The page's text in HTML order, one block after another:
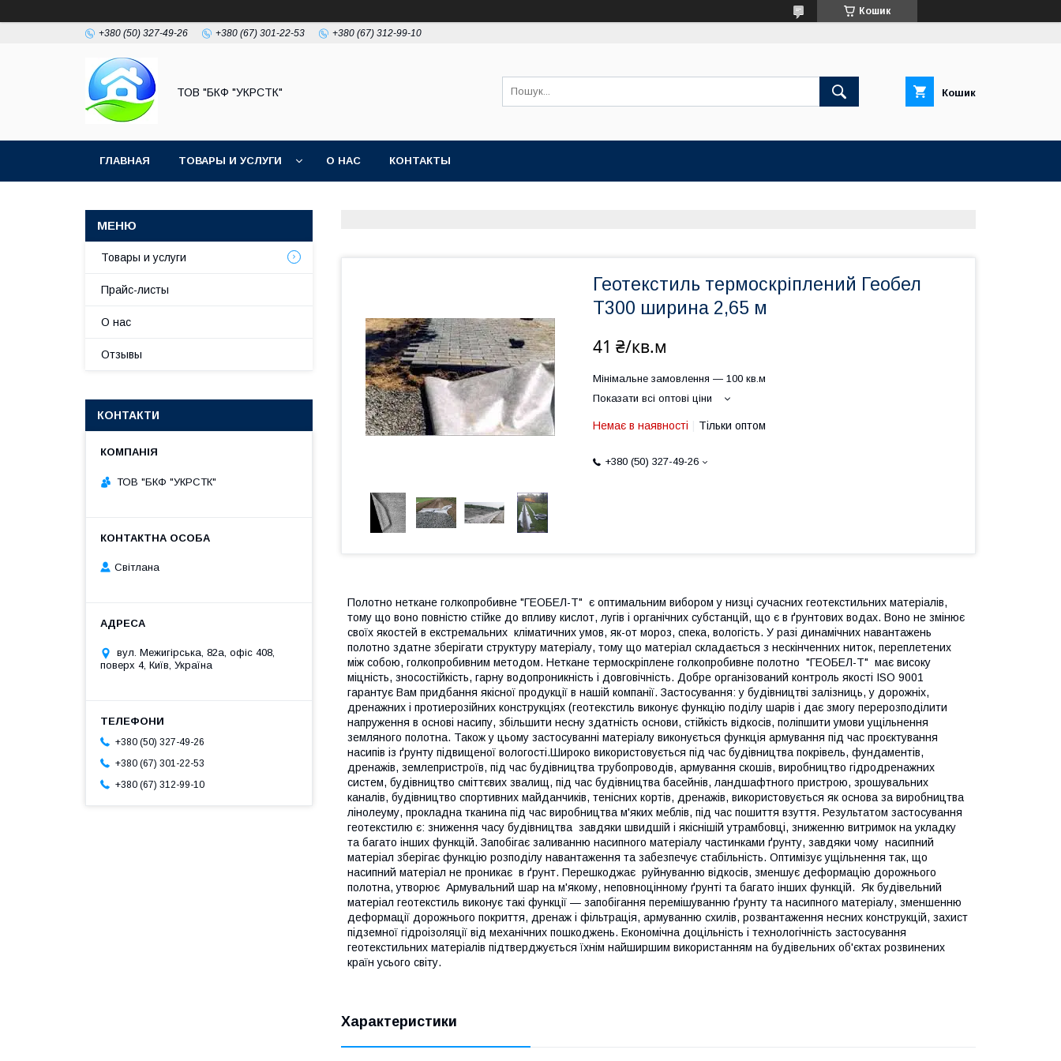
Кошик
+380 (50) 327-49-26 +380 (67) 301-22-53 +380 (67) 312-99-10
ТОВ "БКФ "УКРСТК" Кошик
ГЛАВНАЯ ТОВАРЫ И УСЛУГИ О НАС КОНТАКТЫ
Геотекстиль термоскріплений Геобел
Т300 ширина 2,65 м
41 ₴/кв.м
Мінімальне замовлення — 100 кв.м
Показати всі оптові ціни
Немає в наявності Тільки оптом
+380 (50) 327-49-26
Полотно неткане голкопробивне "ГЕОБЕЛ-Т" є оптимальним вибором у низці сучасних геотекстильних матеріалів,
тому що воно повністю стійке до впливу кислот, лугів і органічних субстанцій, що є в ґрунтових водах. Воно не змінює
своїх якостей в екстремальних кліматичних умов, як-от мороз, спека, вологість. У разі динамічних навантажень
полотно здатне зберігати структуру матеріалу, тому що матеріал складається з нескінченних ниток, переплетених
між собою, голкопробивним методом. Неткане термоскріплене голкопробивне полотно "ГЕОБЕЛ-Т" має високу
міцність, зносостійкість, гарну водопроникність і довговічність. Добре організований контроль якості ISO 9001
гарантує Вам придбання якісної продукції в нашій компанії. Застосування: у будівництві залізниць, у дорожніх,
дренажних і протиерозійних конструкціях (геотекстиль виконує функцію поділу шарів і дає змогу перерозподілити
напруження в основі насипу, збільшити несну здатність основи, стійкість відкосів, поліпшити умови ущільнення
земляного полотна. Також у цьому застосуванні матеріалу виконується функція армування під час проєктування
насипів із ґрунту підвищеної вологості.Широко використовується під час будівництва покрівель, фундаментів,
дренажів, землепристроїв, під час будівництва трубопроводів, армування скошів, виробництво гідродренажних
систем, будівництво сміттєвих звалищ, під час будівництва басейнів, ландшафтного пристрою, зрошувальних
каналів, будівництво спортивних майданчиків, тенісних кортів, дренажів, використовується як основа за виробництва
лінолеуму, прокладна тканина під час виробництва м'яких меблів, під час пошиття взуття. Результатом застосування
геотекстилю є: зниження часу будівництва завдяки швидшій і якіснішій утрамбовці, зниженню витримок на укладку
та багато інших функцій. Запобігає заливанню насипного матеріалу частинками ґрунту, завдяки чому насипний
матеріал зберігає функцію розподілу навантаження та забезпечує стабільність. Оптимізує ущільнення так, що
насипний матеріал не проникає в ґрунт. Перешкоджає руйнуванню відкосів, зменшує деформацію дорожнього
полотна, утворює Армувальний шар на м'якому, неповноцінному ґрунті та багато інших функцій. Як будівельний
матеріал геотекстиль виконує такі функції — запобігання перемішуванню ґрунту та насипного матеріалу, зменшенню
деформації дорожнього покриття, дренаж і фільтрація, армуванню схилів, розвантаження несних конструкцій, захист
підземної гідроізоляції від механічних пошкоджень. Економічна доцільність і технологічність застосування
геотекстильних матеріалів підтверджується їхнім найширшим використанням на будівельних об'єктах розвинених
країн усього світу.
Характеристики
Товары и услуги
Прайс-листы
О нас
Отзывы
КОНТАКТИ
ТОВ "БКФ "УКРСТК"
Світлана
вул. Межигірська, 82а, офіс 408,
поверх 4, Київ, Україна
+380 (50) 327-49-26
+380 (67) 301-22-53
+380 (67) 312-99-10